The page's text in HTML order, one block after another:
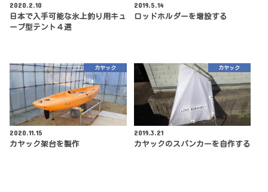
2020.2.10
日本で入手可能な氷上釣り用キュ
ーブ型テント４選
2019.5.14
ロッドホルダーを増設する
カヤック
2020.11.15
カヤック架台を製作
カヤック
2019.3.21
カヤックのスパンカーを自作する